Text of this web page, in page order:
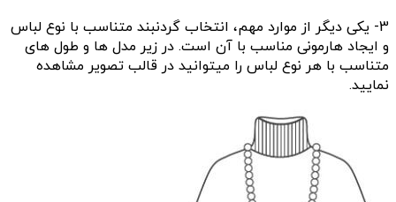
3- یکی دیگر از موارد مهم، انتخاب گردنبند متناسب با نوع لباس
و ایجاد هارمونی مناسب با آن است. در زیر مدل ها و طول های
متناسب با هر نوع لباس را میتوانید در قالب تصویر مشاهده
نمایید.